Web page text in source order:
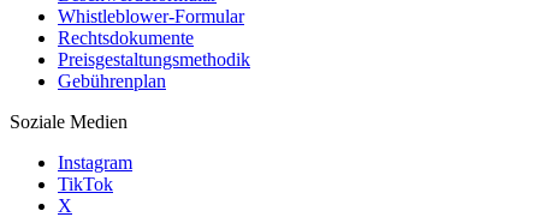
Whistleblower-Formular
Rechtsdokumente
Preisgestaltungsmethodik
Gebührenplan
Soziale Medien
Instagram
TikTok
X